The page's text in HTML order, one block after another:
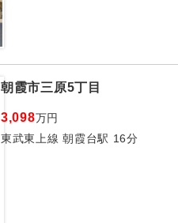
朝霞市三原5丁目
3,098万円
東武東上線 朝霞台駅 16分